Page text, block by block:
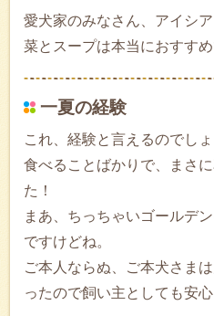
愛犬家のみなさん、アイシ
菜とスープは本当におすすめ
一夏の経験
これ、経験と言えるのでしょ
食べることばかりで、まさ
た！
まあ、ちっちゃいゴールデ
ですけどね。
ご本人ならぬ、ご本犬さま
ったので飼い主としても安心